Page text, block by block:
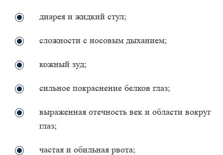
диарея и жидкий стул;
сложности с носовым дыханием;
кожный зуд;
сильное покраснение белков глаз;
выраженная отечность век и области вокруг
глаз;
частая и обильная рвота;